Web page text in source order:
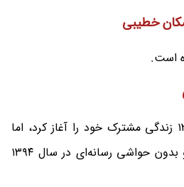
خطیبی
اشکان خطیبی در سال ۱۳۹۱ زندگی مشترک خود را آغاز کرد، اما
این ازدواج پس از مدتی و بدون حواشی رسانه‌ای در سال ۱۳۹۴